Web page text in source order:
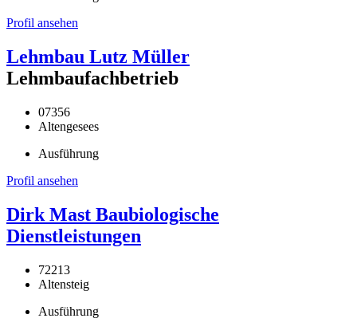
Profil ansehen
Lehmbau Lutz Müller
Lehmbaufachbetrieb
07356
Altengesees
Ausführung
Profil ansehen
Dirk Mast Baubiologische
Dienstleistungen
72213
Altensteig
Ausführung